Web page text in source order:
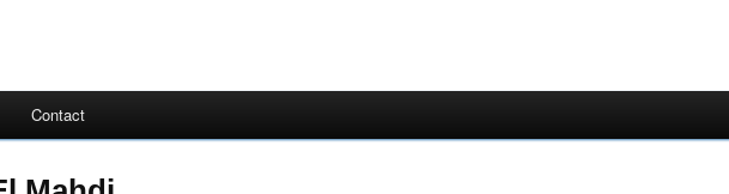
Contact